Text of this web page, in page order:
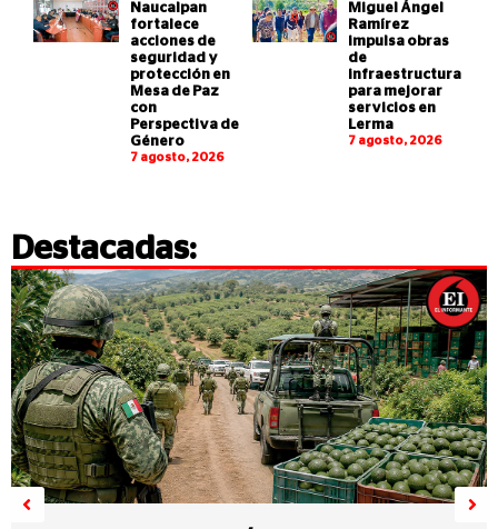
Naucalpan
fortalece
acciones de
seguridad y
protección en
Mesa de Paz
con
Perspectiva de
Género
7 agosto, 2026
Miguel Ángel
Ramírez
impulsa obras
de
infraestructura
para mejorar
servicios en
Lerma
7 agosto, 2026
Destacadas: